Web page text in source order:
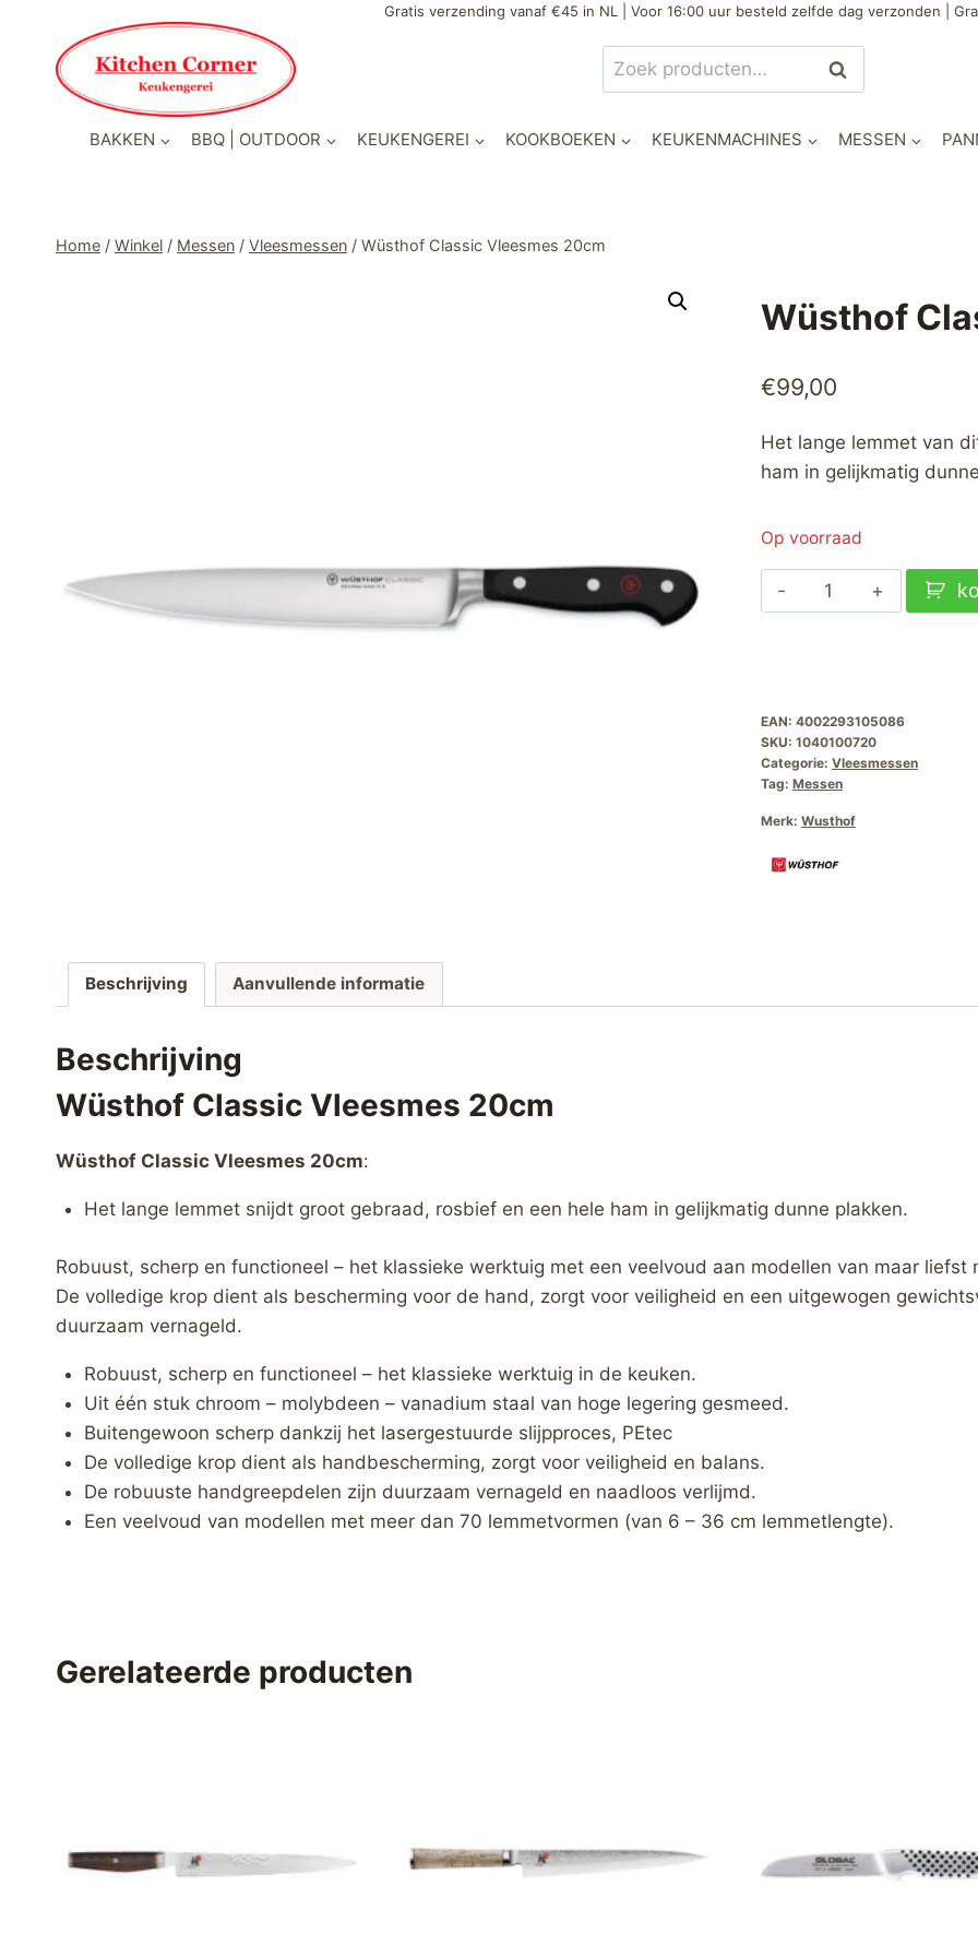
inhoud
Gratis verzending vanaf €45 in NL | Voor 16:00 uur besteld zelfde dag verzonden |
Zoeken
naar:
Zoeken
BAKKEN BBQ | OUTDOOR KEUKENGEREI KOOKBOEKEN KEUKENMACHINES MESSEN
Home / Winkel / Messen / Vleesmessen / Wüsthof Classic Vleesmes 20cm
Wüsthof
€99,00
Het lange lemmet van
ham in gelijkmatig
Op voorraad
Wüsthof
Classic
EAN: 4002293105086
SKU: 1040100720
Categorie: Vleesmessen
Tag: Messen
Merk: Wusthof
Beschrijving Aanvullende informatie
Beschrijving
Wüsthof Classic Vleesmes 20cm
Wüsthof Classic Vleesmes 20cm:
Het lange lemmet snijdt groot gebraad, rosbief en een hele ham in gelijkmatig dunne plakken.
Robuust, scherp en functioneel – het klassieke werktuig met een veelvoud aan modellen van maar liefst
De volledige krop dient als bescherming voor de hand, zorgt voor veiligheid en een uitgewogen
duurzaam vernageld.
Robuust, scherp en functioneel – het klassieke werktuig in de keuken.
Uit één stuk chroom – molybdeen – vanadium staal van hoge legering gesmeed.
Buitengewoon scherp dankzij het lasergestuurde slijpproces, PEtec
De volledige krop dient als handbescherming, zorgt voor veiligheid en balans.
De robuuste handgreepdelen zijn duurzaam vernageld en naadloos verlijmd.
Een veelvoud van modellen met meer dan 70 lemmetvormen (van 6 – 36 cm lemmetlengte).
Gerelateerde producten